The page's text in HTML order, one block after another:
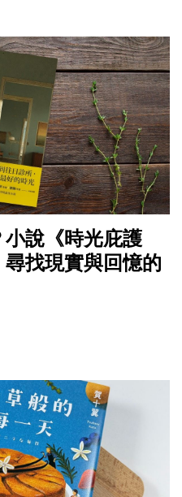
說《時光庇護
找現實與回憶的